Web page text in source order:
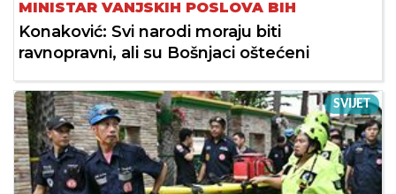
MINISTAR VANJSKIH POSLOVA BIH
Konaković: Svi narodi moraju biti
ravnopravni, ali su Bošnjaci oštećeni
SVIJET